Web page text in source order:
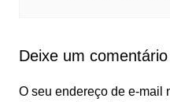
Deixe um comentário
O seu endereço de e-mail